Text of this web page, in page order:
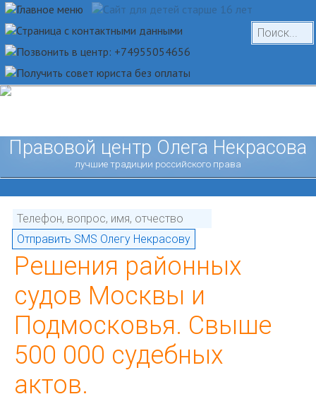
Правовой центр Олега Некрасова
лучшие традиции российского права
Решения районных
судов Москвы и
Подмосковья. Свыше
500 000 судебных
актов.